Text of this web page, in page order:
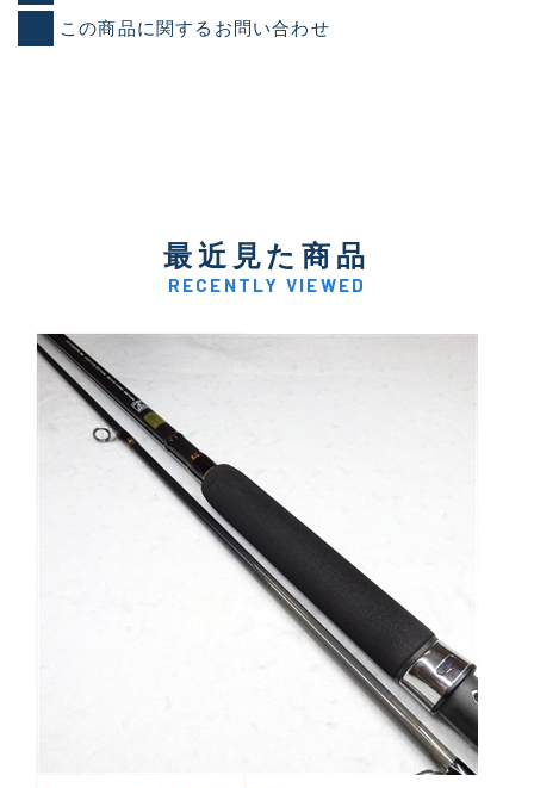
この商品に関するお問い合わせ
最近見た商品
RECENTLY VIEWED